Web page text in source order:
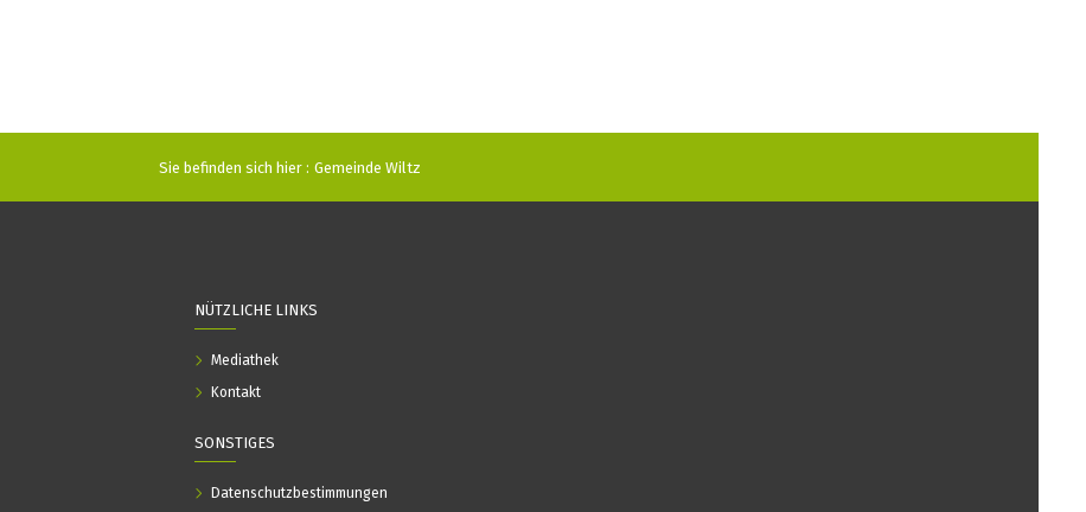
Sie befinden sich hier : Gemeinde Wiltz
NÜTZLICHE LINKS
Mediathek
Kontakt
SONSTIGES
Datenschutzbestimmungen